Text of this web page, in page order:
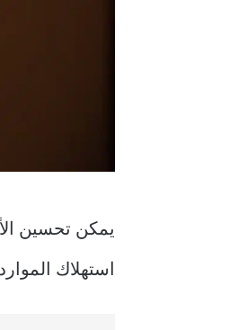
يمكن تحسين
استهلاك